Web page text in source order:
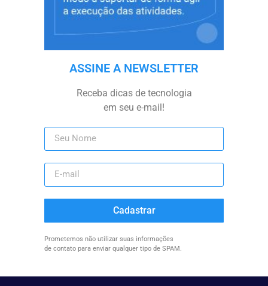
ASSINE A NEWSLETTER
Receba dicas de tecnologia
em seu e-mail!
Cadastrar
Prometemos não utilizar suas informações
de contato para enviar qualquer tipo de SPAM.